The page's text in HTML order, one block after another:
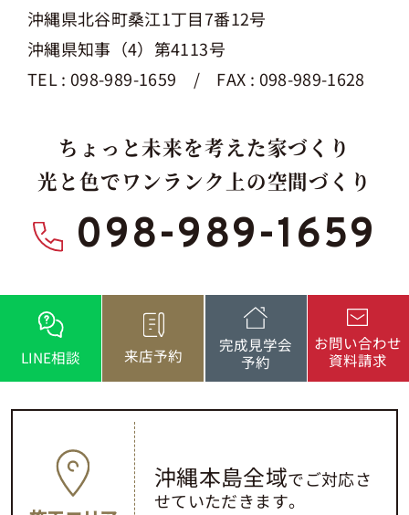
沖縄県北谷町桑江1丁目7番12号
沖縄県知事（4）第4113号
TEL : 098-989-1659 / FAX : 098-989-1628
ちょっと未来を考えた家づくり
光と色でワンランク上の空間づくり
098-989-1659
LINE相談 来店予約
完成見学会
予約
お問い合わせ
資料請求
沖縄本島全域でご対応さ
せていただきます。